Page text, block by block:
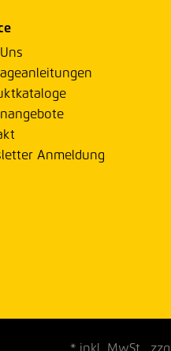
Anmeldung
* inkl. MwSt.,